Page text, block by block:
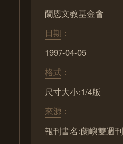
蘭恩文教基金會
日期：
1997-04-05
格式：
尺寸大小:1/4版
來源：
報刊書名:蘭嶼雙週刊